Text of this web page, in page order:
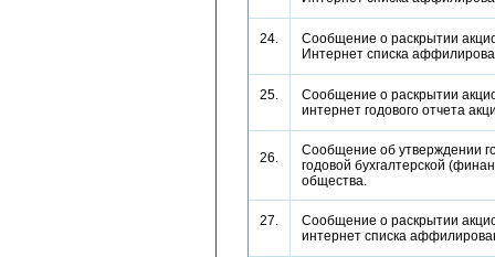
24.
Сообщение о раскрытии
Интернет списка
25.
Сообщение о раскрытии
интернет годового отчета
26.
Сообщение об утверждении
годовой бухгалтерской
общества.
27.
Сообщение о раскрытии
интернет списка